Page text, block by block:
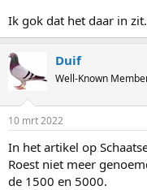
Ik gok dat het daar in zit.
Duif
Well-Known
10 mrt 2022
In het artikel op
Roest niet meer
de 1500 en 5000.